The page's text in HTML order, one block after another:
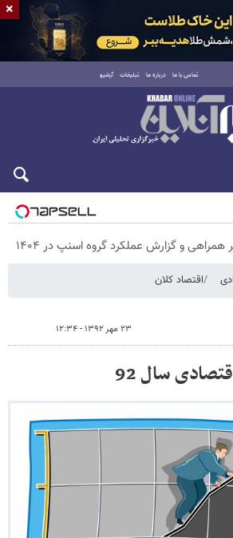
تماس با ما درباره ما تبلیغات آرشیو
شنبه ۱۷ مرداد ۱۴۰۵
همراهی و گزارش عملکرد گروه اسنپ در ۱۴۰۴
اقتصاد کلان
۲۳ مهر ۱۳۹۲ - ۱۲:۳۴
سال 92
×